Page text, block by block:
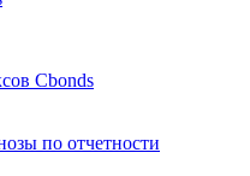
Cbonds
по отчетности